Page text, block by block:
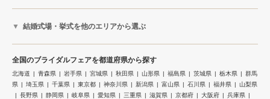
結婚式場・挙式を他のエリアから選ぶ
全国のブライダルフェアを都道府県から探す
北海道 青森県 岩手県 宮城県 秋田県 山形県 福島県 茨城県 栃木県
群馬
県
埼玉県 千葉県 東京都 神奈川県 新潟県 富山県 石川県 福井県
山梨県
長野県
静岡県 岐阜県 愛知県 三重県 滋賀県 京都府 大阪府
兵庫県